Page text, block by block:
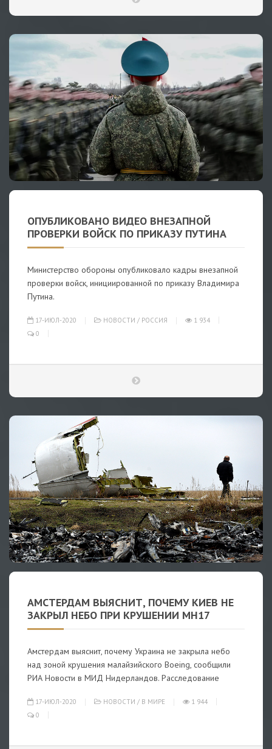
ОПУБЛИКОВАНО ВИДЕО ВНЕЗАПНОЙ
ПРОВЕРКИ ВОЙСК ПО ПРИКАЗУ ПУТИНА
Министерство обороны опубликовало кадры внезапной
проверки войск, инициированной по приказу Владимира
Путина.
17-ИЮЛ-2020 НОВОСТИ / РОССИЯ
1 934
0
АМСТЕРДАМ ВЫЯСНИТ, ПОЧЕМУ КИЕВ НЕ
ЗАКРЫЛ НЕБО ПРИ КРУШЕНИИ MH17
Амстердам выяснит, почему Украина не закрыла небо
над зоной крушения малайзийского Boeing, сообщили
РИА Новости в МИД Нидерландов. Расследование
17-ИЮЛ-2020 НОВОСТИ / В МИРЕ
1 944
0